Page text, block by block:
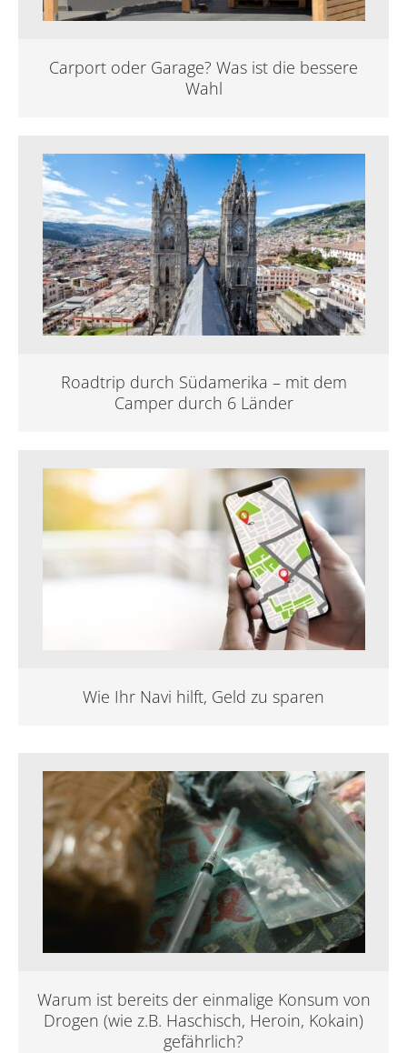
Carport oder Garage? Was ist die bessere
Wahl
Roadtrip durch Südamerika – mit dem
Camper durch 6 Länder
Wie Ihr Navi hilft, Geld zu sparen
Warum ist bereits der einmalige Konsum von
Drogen (wie z.B. Haschisch, Heroin, Kokain)
gefährlich?